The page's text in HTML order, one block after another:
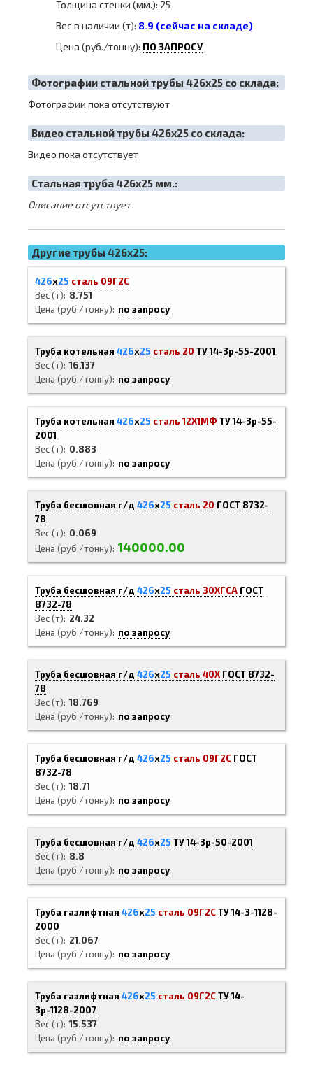
Толщина стенки (мм.): 25
Вес в наличии (т): 8.9 (сейчас на складе)
Цена (руб./тонну): ПО ЗАПРОСУ
Фотографии стальной трубы 426х25 со склада:
Фотографии пока отсутствуют
Видео стальной трубы 426х25 со склада:
Видео пока отсутствует
Cтальная труба 426х25 мм.:
Описание отсутствует
Другие трубы 426x25:
426х25 сталь 09Г2С
Вес (т)
8.751
Цена (руб./тонну)
по запросу
Труба котельная 426х25 сталь 20 ТУ 14-3р-55-2001
Вес (т) 16.137
Цена (руб./тонну)
по запросу
Труба котельная 426х25 сталь 12Х1МФ ТУ 14-3р-55-
2001
Вес (т)
0.883
Цена (руб./тонну)
по запросу
Труба бесшовная г/д 426х25 сталь 20 ГОСТ 8732-
78
Вес (т)
0.069
Цена (руб./тонну) 140000.00
Труба бесшовная г/д 426х25 сталь 30ХГСА ГОСТ
8732-78
Вес (т)
24.32
Цена (руб./тонну)
по запросу
Труба бесшовная г/д 426х25 сталь 40Х ГОСТ 8732-
78
Вес (т) 18.769
Цена (руб./тонну)
по запросу
Труба бесшовная г/д 426х25 сталь 09Г2С ГОСТ
8732-78
Вес (т) 18.71
Цена (руб./тонну)
по запросу
Труба бесшовная г/д 426х25 ТУ 14-3р-50-2001
Вес (т)
8.8
Цена (руб./тонну)
по запросу
Труба газлифтная 426х25 сталь 09Г2СТУ 14-3-1128-
2000
Вес (т)
21.067
Цена (руб./тонну)
по запросу
Труба газлифтная 426х25 сталь 09Г2СТУ 14-
3р-1128-2007
Вес (т) 15.537
Цена (руб./тонну)
по запросу